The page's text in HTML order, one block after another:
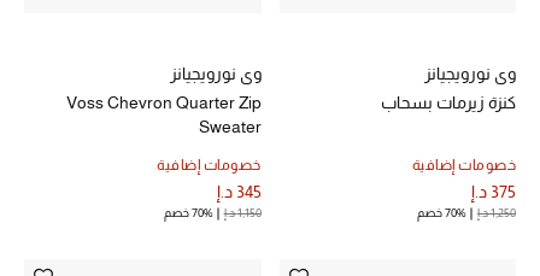
ما وصلنا حديثاً
النساء
وي نورويجيانز
كنزة زيرمات بسحاب
خصومات إضافية
375 د.إ
1,250 د.إ 70% خصم
وي نورويجيانز
Voss Chevron Quarter Zip
Sweater
خصومات إضافية
345 د.إ
1,150 د.إ 70% خصم